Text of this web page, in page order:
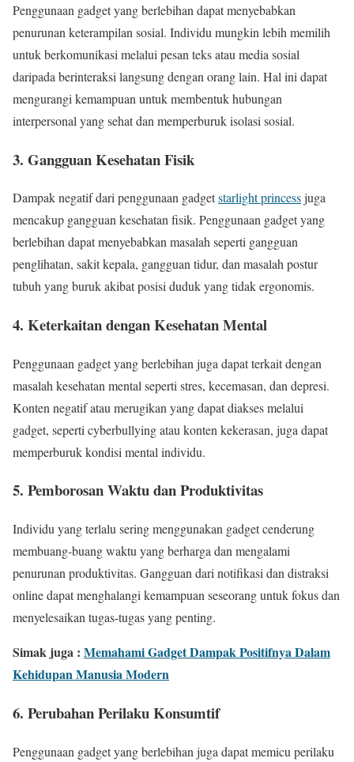
Penggunaan gadget yang berlebihan dapat menyebabkan
penurunan keterampilan sosial. Individu mungkin lebih memilih
untuk berkomunikasi melalui pesan teks atau media sosial
daripada berinteraksi langsung dengan orang lain. Hal ini dapat
mengurangi kemampuan untuk membentuk hubungan
interpersonal yang sehat dan memperburuk isolasi sosial.
3. Gangguan Kesehatan Fisik
Dampak negatif dari penggunaan gadgetstarlight princessjuga
mencakup gangguan kesehatan fisik. Penggunaan gadget yang
berlebihan dapat menyebabkan masalah seperti gangguan
penglihatan, sakit kepala, gangguan tidur, dan masalah postur
tubuh yang buruk akibat posisi duduk yang tidak ergonomis.
4. Keterkaitan dengan Kesehatan Mental
Penggunaan gadget yang berlebihan juga dapat terkait dengan
masalah kesehatan mental seperti stres, kecemasan, dan depresi.
Konten negatif atau merugikan yang dapat diakses melalui
gadget, seperti cyberbullying atau konten kekerasan, juga dapat
memperburuk kondisi mental individu.
5. Pemborosan Waktu dan Produktivitas
Individu yang terlalu sering menggunakan gadget cenderung
membuang-buang waktu yang berharga dan mengalami
penurunan produktivitas. Gangguan dari notifikasi dan distraksi
online dapat menghalangi kemampuan seseorang untuk fokus dan
menyelesaikan tugas-tugas yang penting.
Simak juga : Memahami Gadget Dampak Positifnya Dalam
Kehidupan Manusia Modern
6. Perubahan Perilaku Konsumtif
Penggunaan gadget yang berlebihan juga dapat memicu perilaku